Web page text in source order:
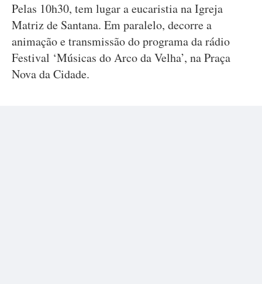
Pelas 10h30, tem lugar a eucaristia na Igreja
Matriz de Santana. Em paralelo, decorre a
animação e transmissão do programa da rádio
Festival ‘Músicas do Arco da Velha’, na Praça
Nova da Cidade.